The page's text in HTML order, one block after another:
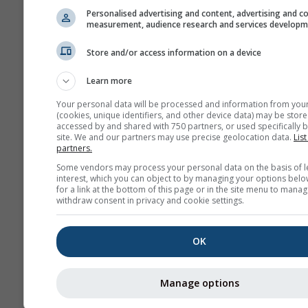
HARMN-5
60 h
Global 40.0 km
180 h (3-hourly)
NAM-12
America
84 h (3-
hourly)
NAM-5
North America 5.0 km
North America
Personalised advertising and content, advertising and
measurement, audience research and services
Store and/or access information on a device
Learn more
Your personal data will be processed and information from
(cookies, unique identifiers, and other device data) may be
accessed by and shared with 750 partners, or used specifically
site. We and our partners may use precise geolocation data.
partners.
Some vendors may process your personal data on the basis of
interest, which you can object to by managing your options
for a link at the bottom of this page or in the site menu to
withdraw consent in privacy and cookie settings.
OK
Manage options